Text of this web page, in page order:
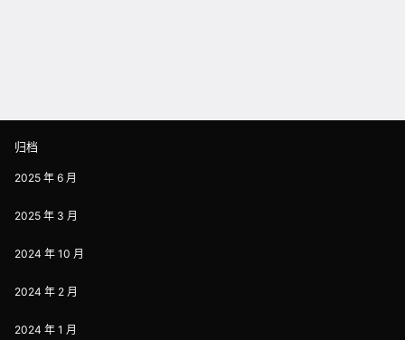
归档
2025 年 6 月
2025 年 3 月
2024 年 10 月
2024 年 2 月
2024 年 1 月